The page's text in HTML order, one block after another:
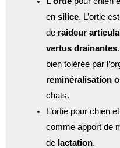
en silice. L’ortie
de raideur
vertus drainantes
bien tolérée par
reminéralisation
chats.
L’ortie pour chien
comme apport de
de lactation.